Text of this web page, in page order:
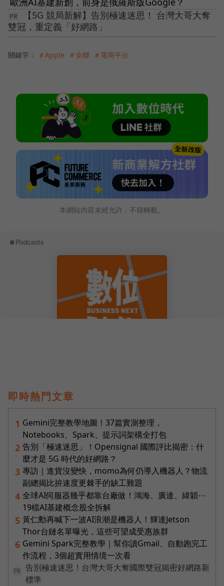
【5G 競局新解】告別極速迷思！ 台灣大哥大奪
雙冠，重定義「好網路」
關鍵字： ＃Apple ＃全聯 ＃電商平台
本網站內容未經允許，不得轉載。
即時熱門文章
1 Gemini完整教學地圖！37篇實測整理，
Notebooks、Spark、提示詞架構全打包
2 告別「極速迷思」！Opensignal 國際評比揭密：什
麼才是 5G 時代的好網路？
3 專訪｜進貨沒變快，momo為何仍導入機器人？物流
副總揭比拚速度更棘手的缺工難題
4 全球AI伺服器幾乎都靠台廠做！鴻海、廣達、緯穎⋯
19檔AI基建概念股全拆解
5 黃仁勳再喊下一波AI浪潮是機器人！輝達Jetson
Thor台鏈名單曝光，這些可望成受惠族群
6 Gemini Spark完整教學｜幫你讀Gmail、自動跑完工
作流程，3個超實用情境一次看
PR
告別極速迷思！台灣大哥大奪國際雙冠揭密好網路新
標準